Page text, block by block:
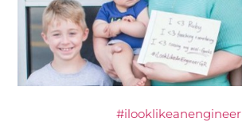
#ilooklikeanengineer